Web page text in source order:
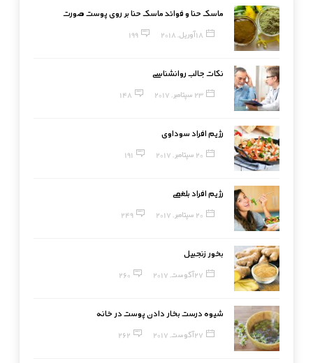
ماسک حنا و فوائد ماسک حنا بر روی پوست صورت
18 آوریل, 2018 199
نکات جالب روانشناسی
23 سپتامبر, 2017 148
رژیم افراد سوداوی
20 سپتامبر, 2017 191
رژیم افراد بلغمی
20 سپتامبر, 2017 249
بخور زنجبیل
27 آگوست, 2017 260
شیوه درست بخار دادن پوست در خانه
27 آگوست, 2017 262